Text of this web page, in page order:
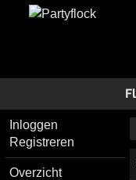
Inloggen
Registreren
Overzicht